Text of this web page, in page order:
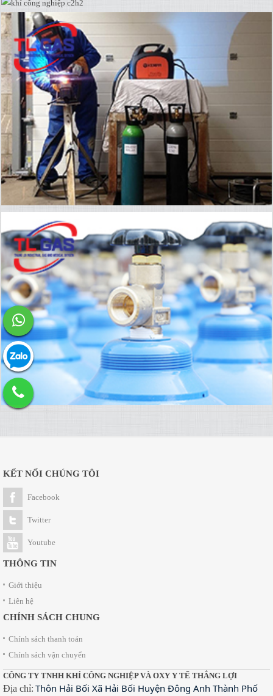
KẾT NỐI CHÚNG TÔI
Facebook
Twitter
Youtube
THÔNG TIN
Giới thiệu
Liên hệ
CHÍNH SÁCH CHUNG
Chính sách thanh toán
Chính sách vận chuyển
CÔNG TY TNHH KHÍ CÔNG NGHIỆP VÀ OXY Y TẾ THẮNG LỢI
Địa chỉ: Thôn Hải Bối Xã Hải Bối Huyện Đông Anh Thành Phố